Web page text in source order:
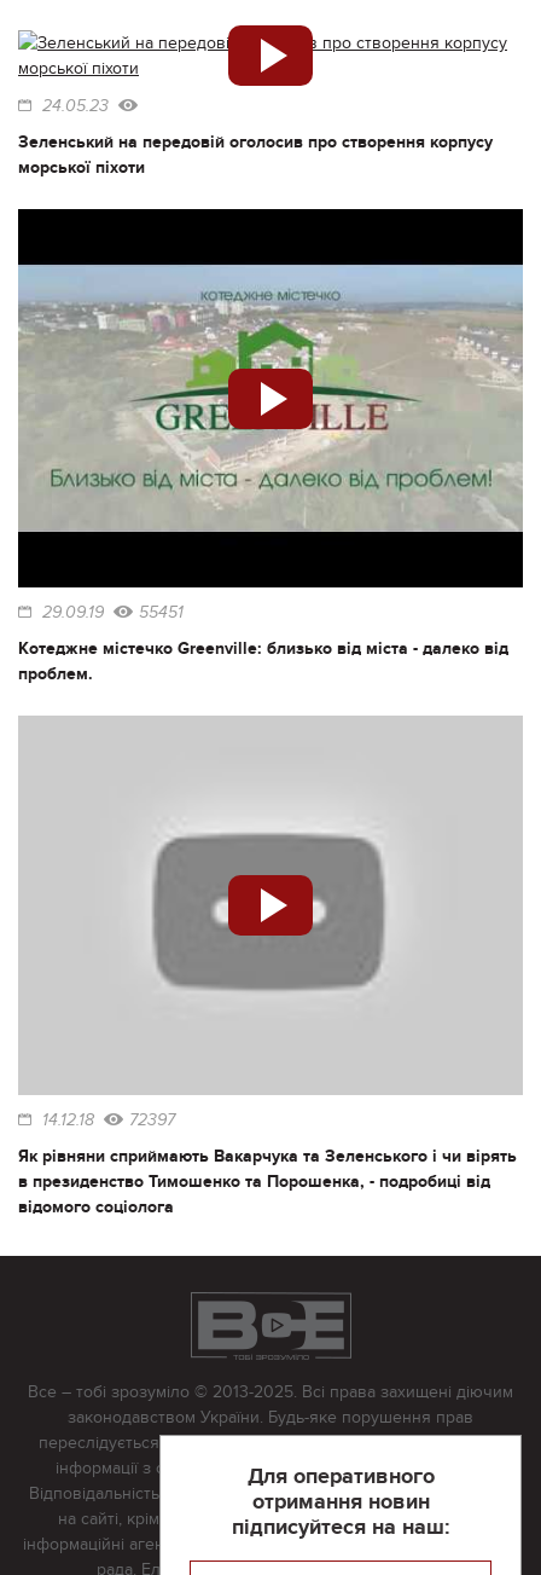
24.05.23
Зеленський на передовій оголосив про створення корпусу
морської піхоти
29.09.19 55451
Котеджне містечко Greenville: близько від міста - далеко від
проблем.
14.12.18 72397
Як рівняни сприймають Вакарчука та Зеленського і чи вірять
в президенство Тимошенко та Порошенка, - подробиці від
відомого соціолога
Для оперативного
отримання новин
підписуйтеся на наш:
Все – тобі зрозуміло © 2013-2025. Всі права захищені діючим
законодавством України. Будь-яке порушення прав
переслідується в судовому порядку. Будь-яке відтворення
інформації з сайту тільки з письмово дозволу редакції.
Відповідальність за достовірність усіх матеріалів, розміщених
на сайті, крім матеріалів, які містять посилання на інші
інформаційні агентства або інтернет-видання, несе редакційна
рада. Електронна пошта: